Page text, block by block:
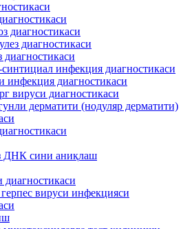
диагностикаси
диагностикаси
диагностикаси
инфекция диагностикаси
инфекция диагностикаси
вируси диагностикаси
дерматити (нодуляр дерматити)
ДНК сини аниқлаш
диагностикаси
вируси инфекцияси